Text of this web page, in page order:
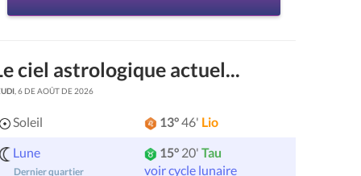
ciel astrologique actuel...
, 6 DE AOÛT DE 2026
Soleil 13°46' Lio
Lune
Dernier quartier
15°20' Tau
voir cycle lunaire